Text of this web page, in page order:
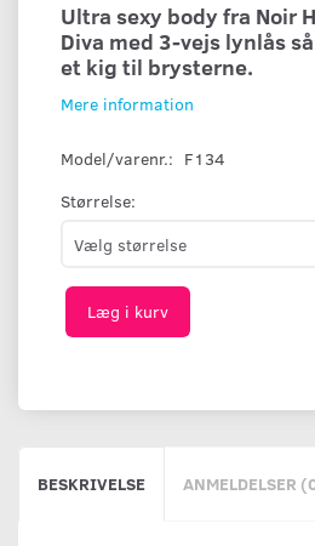
Ultra sexy body fra Noir
Diva med 3-vejs lynlås
et kig til brysterne.
Mere information
Model/varenr.: F134
Størrelse:
Læg i kurv
BESKRIVELSE ANMELDELSER